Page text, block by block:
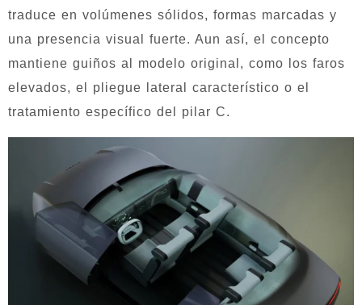
traduce en volúmenes sólidos, formas marcadas y
una presencia visual fuerte. Aun así, el concepto
mantiene guiños al modelo original, como los faros
elevados, el pliegue lateral característico o el
tratamiento específico del pilar C.